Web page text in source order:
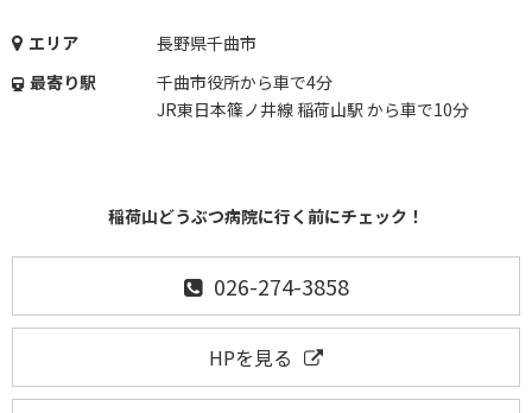
エリア
長野県千曲市
最寄り駅
千曲市役所から車で4分
JR東日本篠ノ井線 稲荷山駅 から車で10分
稲荷山どうぶつ病院に行く前にチェック！
026-274-3858
HPを見る